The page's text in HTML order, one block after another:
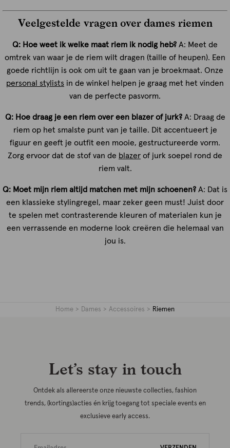
Veelgestelde vragen over dames riemen
Q: Hoe weet ik welke maat riem ik nodig heb? A: Meet de
omtrek van waar je de riem wilt dragen (taille of heupen). Een
goede richtlijn is ook om uit te gaan van je broekmaat. Onze
personal stylists in de winkel helpen je graag met het vinden
van de perfecte pasvorm.
Q: Hoe draag je een riem over een blazer of jurk?A: Draag de
riem op het smalste punt van je taille. Dit accentueert je
figuur en geeft je outfit een mooie, gestructureerde vorm.
Zorg ervoor dat de stof van de blazer of jurk soepel rond de
riem valt.
Q: Moet mijn riem altijd matchen met mijn schoenen? A: Dat is
een klassieke stylingregel, maar zeker geen must! Juist door
te spelen met contrasterende kleuren of materialen kun je
een verrassende en moderne look creëren die helemaal van
jou is.
Home Dames Accessoires Riemen
Let’s stay in touch
Ontdek als allereerste onze nieuwste collecties, fashion
trends, (kortings)acties én krijg toegang tot speciale events en
exclusieve early access.